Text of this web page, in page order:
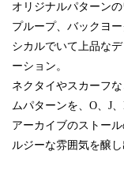
オリジナルパターン
プループ、バックヨ
シカルでいて上品な
ーション。
ネクタイやスカーフ
ムパターンを、O、J
アーカイブのストー
ルジーな雰囲気を醸し